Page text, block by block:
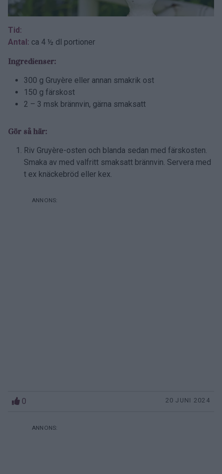
Tid:
Antal: ca 4 ½ dl portioner
Ingredienser:
300 g Gruyère eller annan smakrik ost
150 g färskost
2 – 3 msk brännvin, gärna smaksatt
Gör så här:
Riv Gruyère-osten och blanda sedan med färskosten.
Smaka av med valfritt smaksatt brännvin. Servera med
t ex knäckebröd eller kex.
0 20 JUNI 2024